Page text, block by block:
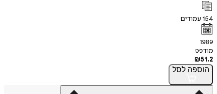
154עמודים
1989
מודפס
₪51.2
הוספה לסל